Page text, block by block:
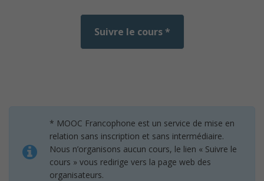
Suivre le cours *
* MOOC Francophone est un service de mise en
relation sans inscription et sans intermédiaire.
Nous n’organisons aucun cours, le lien « Suivre le
cours » vous redirige vers la page web des
organisateurs.